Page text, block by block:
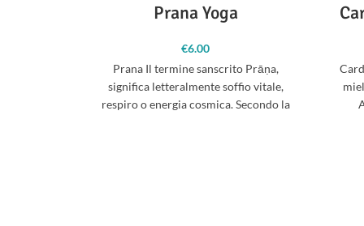
Prana Yoga
€6.00
Prana Il termine sanscrito Prāṇa,
significa letteralmente soffio vitale,
respiro o energia cosmica. Secondo la